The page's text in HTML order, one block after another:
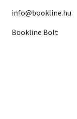
info@bookline.hu
Bookline Bolt